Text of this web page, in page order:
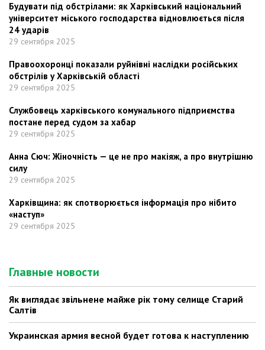
Будувати під обстрілами: як Харківський національний
університет міського господарства відновлюється після
24 ударів
29 сентября 2025
Правоохоронці показали руйнівні наслідки російських
обстрілів у Харківській області
29 сентября 2025
Службовець харківського комунального підприємства
постане перед судом за хабар
29 сентября 2025
Анна Сюч: Жіночність — це не про макіяж, а про внутрішню
силу
29 сентября 2025
Харківщина: як спотворюється інформація про нібито
«наступ»
29 сентября 2025
Главные новости
Як виглядає звільнене майже рік тому селище Старий
Салтів
Украинская армия весной будет готова к наступлению